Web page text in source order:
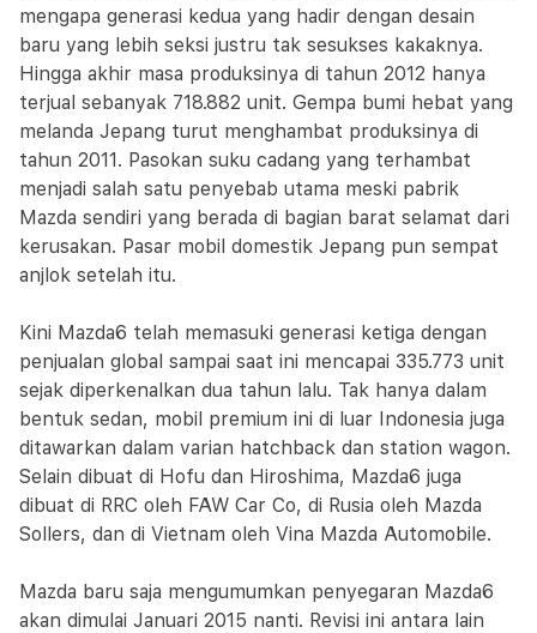
mengapa generasi kedua yang hadir dengan desain
baru yang lebih seksi justru tak sesukses kakaknya.
Hingga akhir masa produksinya di tahun 2012 hanya
terjual sebanyak 718.882 unit. Gempa bumi hebat yang
melanda Jepang turut menghambat produksinya di
tahun 2011. Pasokan suku cadang yang terhambat
menjadi salah satu penyebab utama meski pabrik
Mazda sendiri yang berada di bagian barat selamat dari
kerusakan. Pasar mobil domestik Jepang pun sempat
anjlok setelah itu.
Kini Mazda6 telah memasuki generasi ketiga dengan
penjualan global sampai saat ini mencapai 335.773 unit
sejak diperkenalkan dua tahun lalu. Tak hanya dalam
bentuk sedan, mobil premium ini di luar Indonesia juga
ditawarkan dalam varian hatchback dan station wagon.
Selain dibuat di Hofu dan Hiroshima, Mazda6 juga
dibuat di RRC oleh FAW Car Co, di Rusia oleh Mazda
Sollers, dan di Vietnam oleh Vina Mazda Automobile.
Mazda baru saja mengumumkan penyegaran Mazda6
akan dimulai Januari 2015 nanti. Revisi ini antara lain